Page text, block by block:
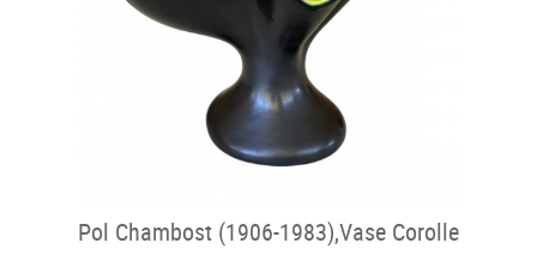
Pol Chambost (1906-1983),Vase Corolle